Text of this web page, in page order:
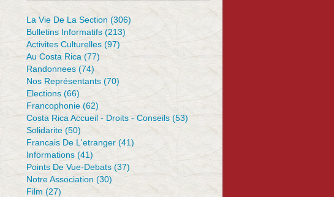
La Vie De La Section (306)
Bulletins Informatifs(213)
Activites Culturelles (97)
Au Costa Rica (77)
Randonnees (74)
Nos Représentants (70)
Elections (66)
Francophonie (62)
Costa Rica Accueil - Droits - Conseils (53)
Solidarite (50)
Francais De L'etranger (41)
Informations (41)
Points De Vue-Debats (37)
Notre Association (30)
Film (27)